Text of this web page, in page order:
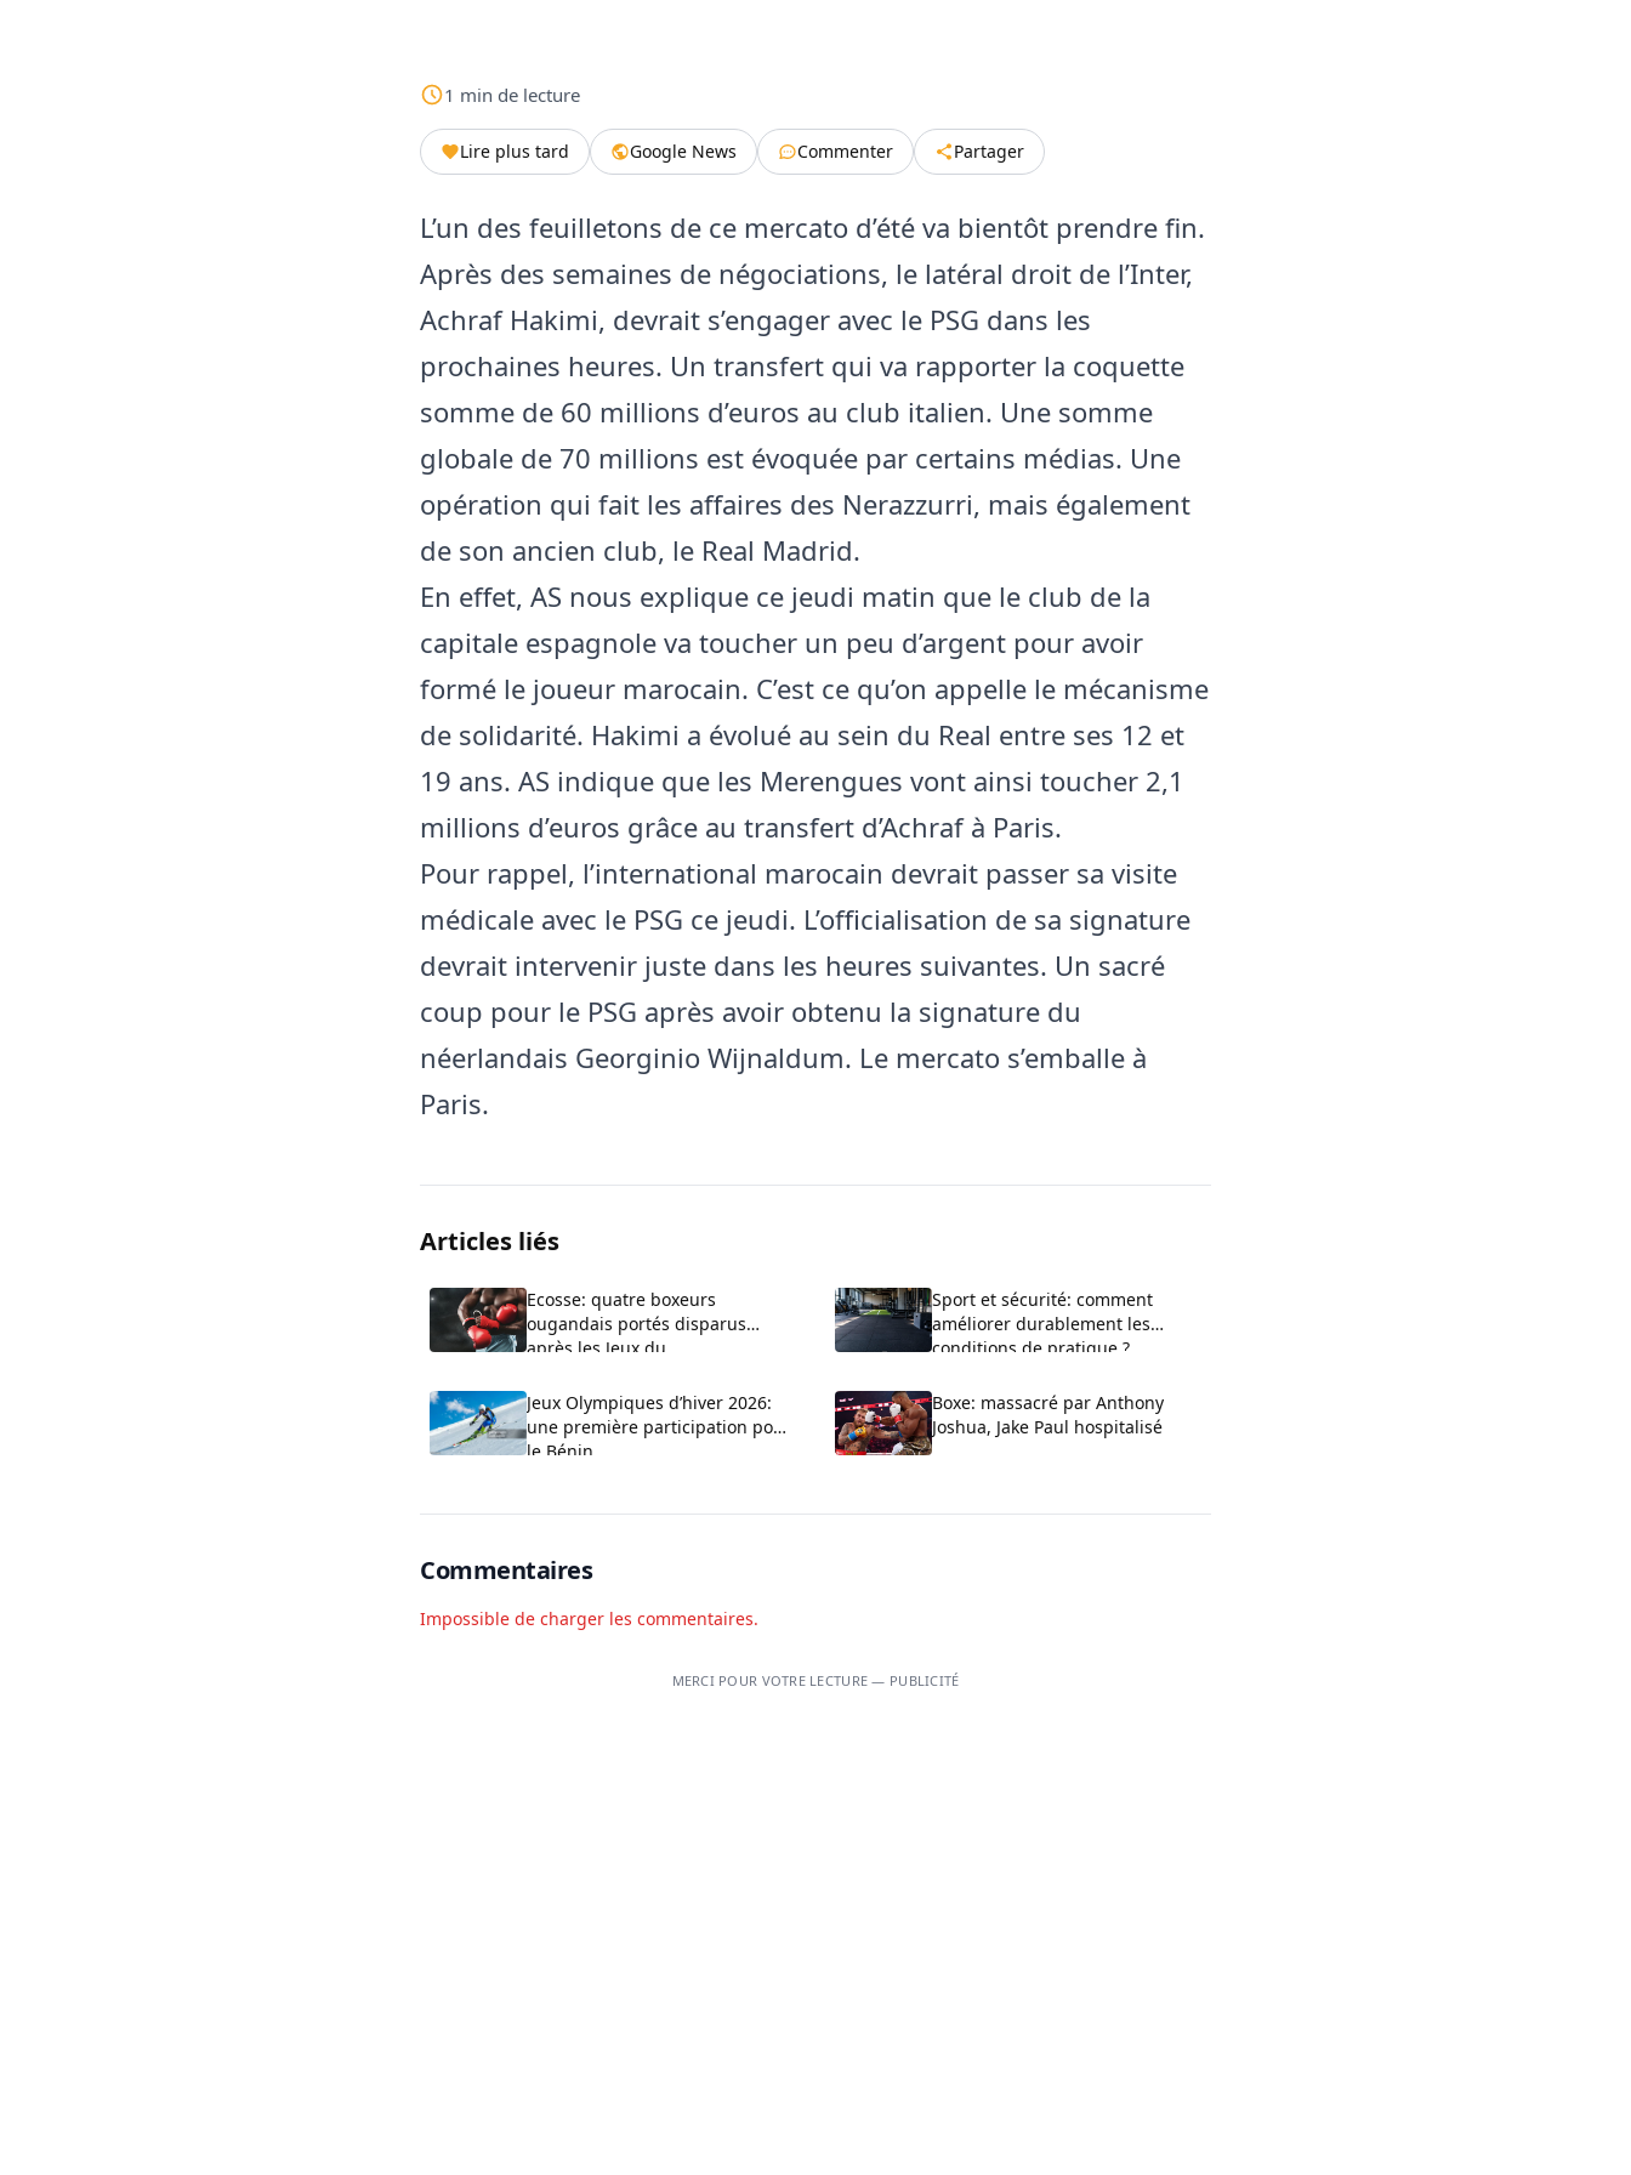
1 min de lecture
Lire plus tard Google News Commenter Partager
L’un des feuilletons de ce mercato d’été va bientôt prendre fin.
Après des semaines de négociations, le latéral droit de l’Inter,
Achraf Hakimi, devrait s’engager avec le PSG dans les
prochaines heures. Un transfert qui va rapporter la coquette
somme de 60 millions d’euros au club italien. Une somme
globale de 70 millions est évoquée par certains médias. Une
opération qui fait les affaires des Nerazzurri, mais également
de son ancien club, le Real Madrid.
En effet, AS nous explique ce jeudi matin que le club de la
capitale espagnole va toucher un peu d’argent pour avoir
formé le joueur marocain. C’est ce qu’on appelle le mécanisme
de solidarité. Hakimi a évolué au sein du Real entre ses 12 et
19 ans. AS indique que les Merengues vont ainsi toucher 2,1
millions d’euros grâce au transfert d’Achraf à Paris.
Pour rappel, l’international marocain devrait passer sa visite
médicale avec le PSG ce jeudi. L’officialisation de sa signature
devrait intervenir juste dans les heures suivantes. Un sacré
coup pour le PSG après avoir obtenu la signature du
néerlandais Georginio Wijnaldum. Le mercato s’emballe à
Paris.
Articles liés
Ecosse: quatre boxeurs
ougandais portés disparus
après les Jeux du
ouverte
Sport et sécurité: comment
améliorer durablement les
conditions de pratique ?
Jeux Olympiques d’hiver 2026:
une première participation pour
le Bénin
Boxe: massacré par Anthony
Joshua, Jake Paul hospitalisé
Commentaires
Impossible de charger les commentaires.
MERCI POUR VOTRE LECTURE — PUBLICITÉ